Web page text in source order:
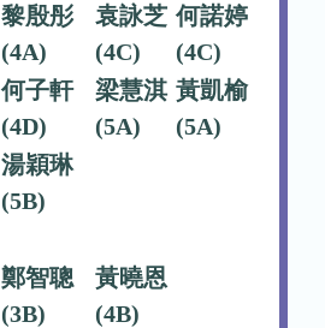
黎殷彤
(4A)
袁詠芝
(4C)
何諾婷
(4C)
何子軒
(4D)
梁慧淇
(5A)
黃凱榆
(5A)
湯穎琳
(5B)
鄭智聰
(3B)
黃曉恩
(4B)